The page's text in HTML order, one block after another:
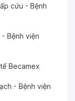
cứu - Bệnh
Bệnh viện
Becamex
- Bệnh viện
22-09-2025